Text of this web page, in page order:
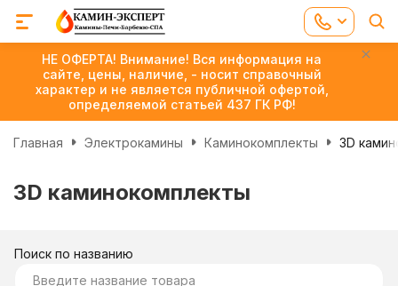
НЕ ОФЕРТА! Внимание! Вся информация на
сайте, цены, наличие, - носит справочный
характер и не является публичной офертой,
определяемой статьей 437 ГК РФ!
Главная Электрокамины Каминокомплекты 3D
3D каминокомплекты
Поиск по названию